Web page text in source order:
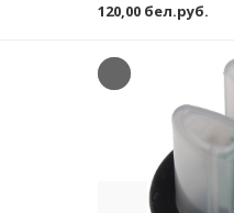
120,00 бел.руб.
Previous